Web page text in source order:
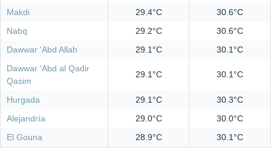
Makdi
29.4°C
30.6°C
Nabq
29.2°C
30.6°C
Dawwar 'Abd Allah
29.1°C
30.1°C
Dawwar 'Abd al Qadir
Qasim
29.1°C 30.1°C
Hurgada 29.1°C
30.3°C
Alejandría
29.0°C
30.0°C
El Gouna
28.9°C 30.1°C